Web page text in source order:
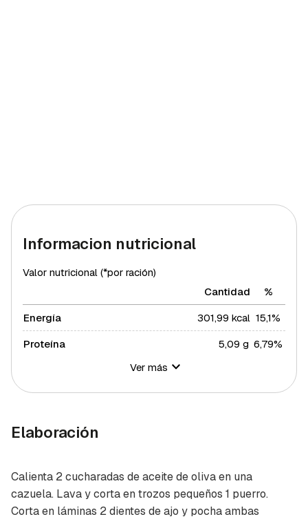
Informacion nutricional
Valor nutricional (*por ración)
Cantidad
%
Energía
301,99 kcal 15,1%
Proteína
5,09 g 6,79%
Azúcares
6,78 g 13,56%
Grasa polisaturada
1,86 g
Grasa monosaturada
10,87 g 24,7%
Ver más
Elaboración
Calienta 2 cucharadas de aceite de oliva en una
cazuela. Lava y corta en trozos pequeños 1 puerro.
Corta en láminas 2 dientes de ajo y pocha ambas